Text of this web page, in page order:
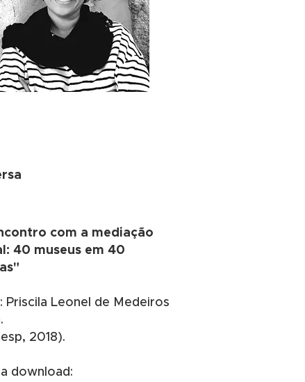
com a mediação
40 museus em 40
Priscila Leonel de Medeiros
2018).
download: